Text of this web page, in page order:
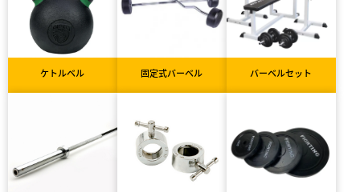
ケトルベル 固定式バーベル バーベルセット